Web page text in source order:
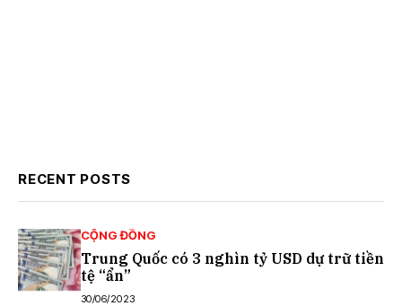
RECENT POSTS
CỘNG ĐỒNG
Trung Quốc có 3 nghìn tỷ USD dự trữ tiền
tệ “ẩn”
30/06/2023